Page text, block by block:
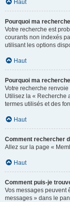
Haut
Pourquoi ma
Votre recherche est
courants non indexés
utilisant les options
Haut
Pourquoi ma
Votre recherche
Utilisez la « Recherche
termes utilisés et des
Haut
Comment rechercher
Allez sur la page «
Haut
Comment puis-je
Vos messages peuvent
messages » dans le